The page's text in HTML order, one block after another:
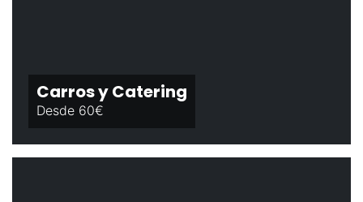
Carros y Catering
Desde 60€